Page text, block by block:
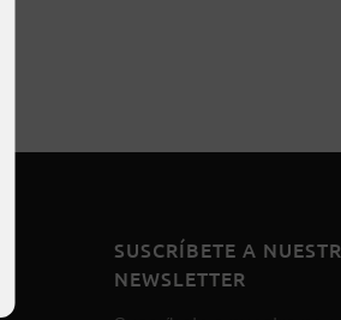
SUSCRÍBETE A
NEWSLETTER